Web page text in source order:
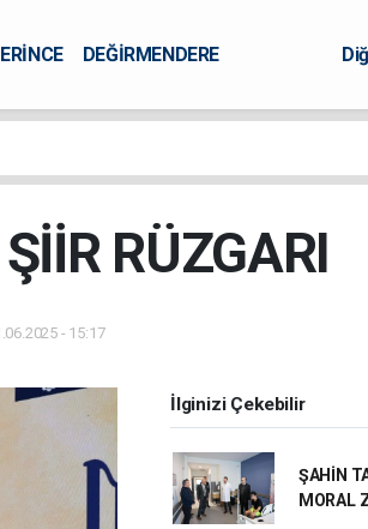
DEĞİRMENDERE
RÜZGARI
- 15:17
İlginizi Çekebilir
ŞAHİN
MORAL